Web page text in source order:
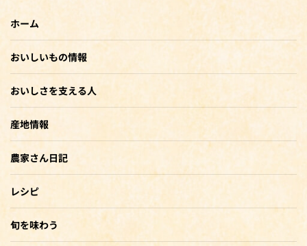
ホーム
おいしいもの情報
おいしさを支える人
産地情報
農家さん日記
レシピ
旬を味わう